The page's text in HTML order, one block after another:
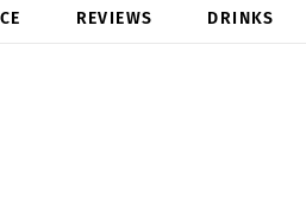
REVIEWS DRINKS